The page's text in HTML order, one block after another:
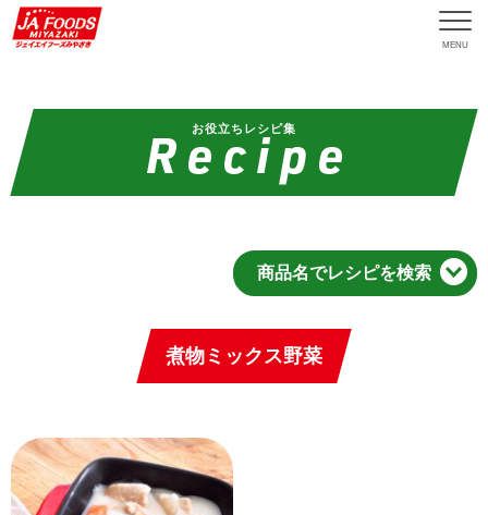
MENU
お役立ちレシピ集
商品名でレシピを検索
煮物ミックス野菜